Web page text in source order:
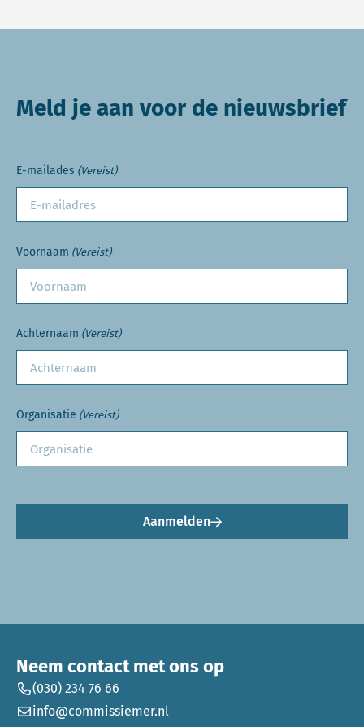
Meld je aan voor de nieuwsbrief
E-mailades (Vereist)
Voornaam (Vereist)
Achternaam (Vereist)
Organisatie (Vereist)
Aanmelden
Neem contact met ons op
(030) 234 76 66
info@commissiemer.nl